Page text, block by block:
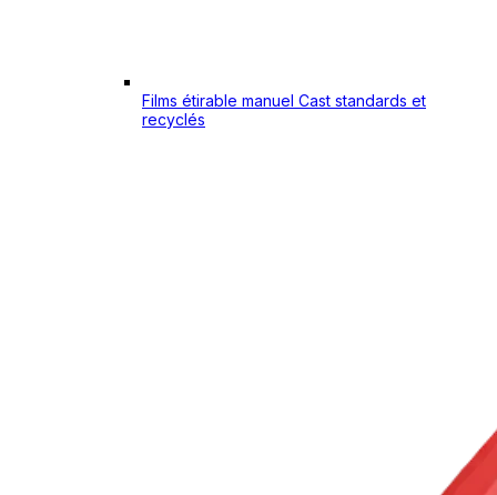
Films étirable manuel Cast standards et
recyclés